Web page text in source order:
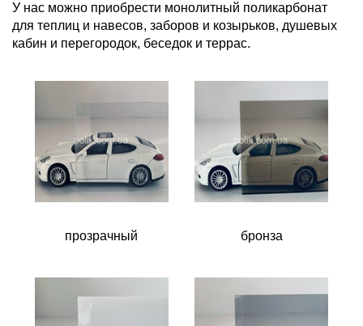
У нас можно приобрести монолитный поликарбонат
для теплиц и навесов, заборов и козырьков, душевых
кабин и перегородок, беседок и террас.
прозрачный бронза